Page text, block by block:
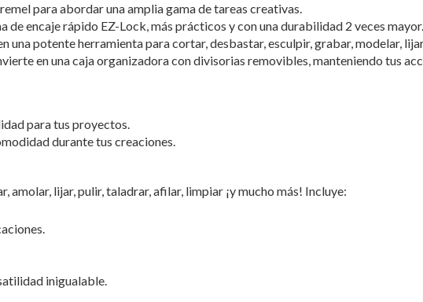
para abordar una amplia gama de tareas creativas.
de encaje rápido EZ-Lock, más prácticos y con una durabilidad 2 veces mayor.
una potente herramienta para cortar, desbastar, esculpir, grabar, modelar,
en una caja organizadora con divisorias removibles, manteniendo tus
para tus proyectos.
durante tus creaciones.
lijar, pulir, taladrar, afilar, limpiar ¡y mucho más! Incluye:
inigualable.